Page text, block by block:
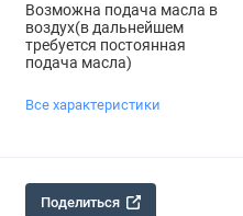
Возможна подача масла в
воздух(в дальнейшем
требуется постоянная
подача масла)
Все характеристики
Поделиться